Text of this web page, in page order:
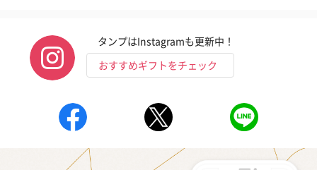
タンプはInstagramも更新中！
おすすめギフトをチェック